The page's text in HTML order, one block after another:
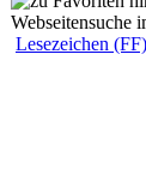
Lesezeichen (FF)